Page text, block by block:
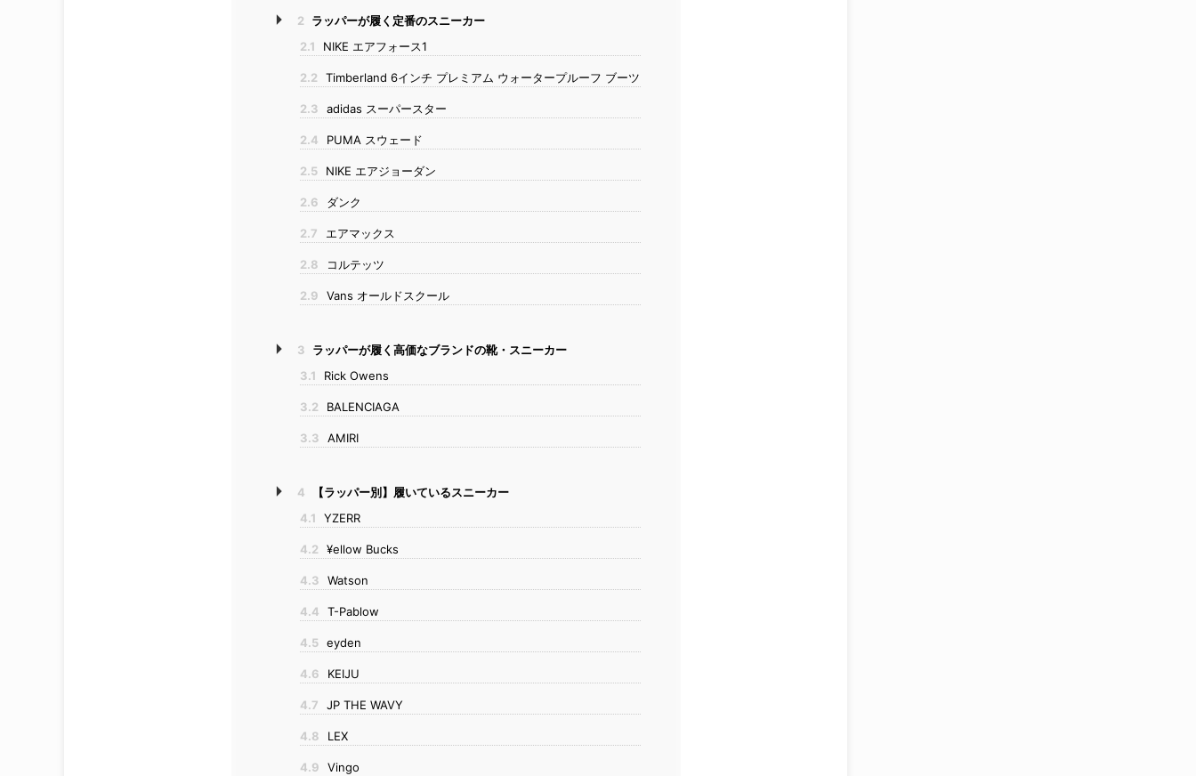
2
ラッパーが履く定番のスニーカー
2.1
NIKE エアフォース1
2.2 Timberland 6インチ プレミアム ウォータープルーフ ブーツ
2.3 adidas スーパースター
2.4 PUMA スウェード
2.5 NIKE エアジョーダン
2.6 ダンク
2.7 エアマックス
2.8 コルテッツ
2.9 Vans オールドスクール
3
ラッパーが履く高価なブランドの靴・スニーカー
3.1
Rick Owens
3.2 BALENCIAGA
3.3 AMIRI
4
【ラッパー別】履いているスニーカー
4.1
YZERR
4.2 ¥ellow Bucks
4.3 Watson
4.4 T-Pablow
4.5 eyden
4.6 KEIJU
4.7 JP THE WAVY
4.8 LEX
4.9 Vingo